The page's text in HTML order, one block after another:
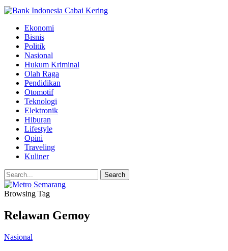
Ekonomi
Bisnis
Politik
Nasional
Hukum Kriminal
Olah Raga
Pendidikan
Otomotif
Teknologi
Elektronik
Hiburan
Lifestyle
Opini
Traveling
Kuliner
Browsing Tag
Relawan Gemoy
Nasional